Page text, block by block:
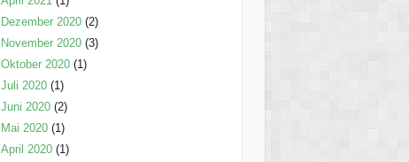
Dezember 2020(2)
November 2020(3)
Oktober 2020(1)
Juli 2020(1)
Juni 2020(2)
Mai 2020(1)
April 2020(1)